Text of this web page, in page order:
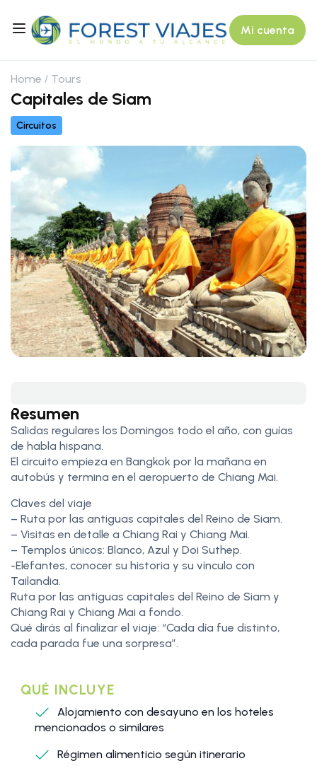
Mi cuenta
Home Tours
Capitales de Siam
Circuitos
Resumen
Salidas regulares los Domingos todo el año, con guías
de habla hispana.
El circuito empieza en Bangkok por la mañana en
autobús y termina en el aeropuerto de Chiang Mai.
Claves del viaje
– Ruta por las antiguas capitales del Reino de Siam.
– Visitas en detalle a Chiang Rai y Chiang Mai.
– Templos únicos: Blanco, Azul y Doi Suthep.
-Elefantes, conocer su historia y su vínculo con
Tailandia.
Ruta por las antiguas capitales del Reino de Siam y
Chiang Rai y Chiang Mai a fondo.
Qué dirás al finalizar el viaje: “Cada día fue distinto,
cada parada fue una sorpresa”.
QUÉ INCLUYE
Alojamiento con desayuno en los hoteles
mencionados o similares
Régimen alimenticio según itinerario